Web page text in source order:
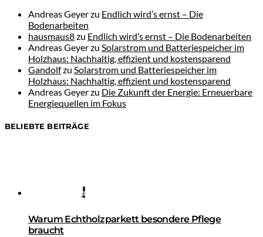
Andreas Geyerzu Endlich wird’s ernst – Die
Bodenarbeiten
hausmaus8zu Endlich wird’s ernst – Die Bodenarbeiten
Andreas Geyerzu Solarstrom und Batteriespeicher im
Holzhaus: Nachhaltig, effizient und kostensparend
Gandolfzu Solarstrom und Batteriespeicher im
Holzhaus: Nachhaltig, effizient und kostensparend
Andreas Geyerzu Die Zukunft der Energie: Erneuerbare
Energiequellen im Fokus
BELIEBTE BEITRÄGE
1
Warum Echtholzparkett besondere Pflege
braucht